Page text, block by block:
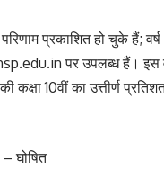
परिणाम प्रकाशित हो चुके हैं;
पर उपलब्ध हैं। इस
कक्षा 10वीं का उत्तीर्ण
– घोषित